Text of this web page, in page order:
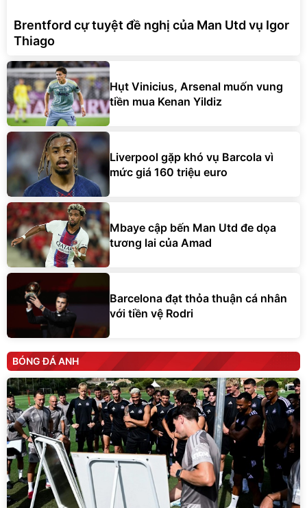
Brentford cự tuyệt đề nghị của Man Utd vụ Igor
Thiago
Hụt Vinicius, Arsenal muốn vung
tiền mua Kenan Yildiz
Liverpool gặp khó vụ Barcola vì
mức giá 160 triệu euro
Mbaye cập bến Man Utd đe dọa
tương lai của Amad
Barcelona đạt thỏa thuận cá nhân
với tiền vệ Rodri
BÓNG ĐÁ ANH